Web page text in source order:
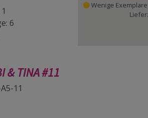
6
Wenige
& TINA #11
11